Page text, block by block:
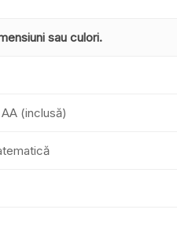
sau culori.
(inclusă)